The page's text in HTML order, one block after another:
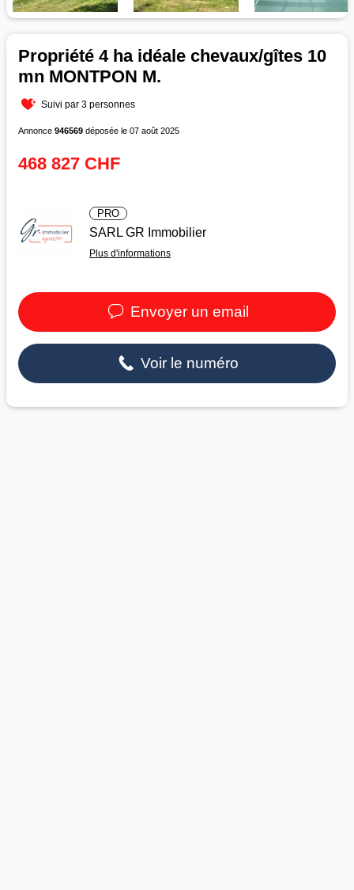
Propriété 4 ha idéale chevaux/gîtes 10
mn MONTPON M.
Suivi par 3 personnes
Annonce 946569 déposée le 07 août 2025
468 827 CHF
PRO
SARL GR Immobilier
Plus d'informations
Envoyer un email
Voir le numéro